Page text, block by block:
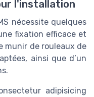
l'installation
nécessite quelques
fixation efficace et
munir de rouleaux de
ainsi que d’un
adipisicing